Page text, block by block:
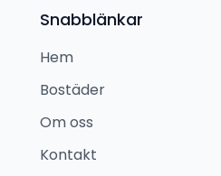
Snabblänkar
Hem
Bostäder
Om oss
Kontakt